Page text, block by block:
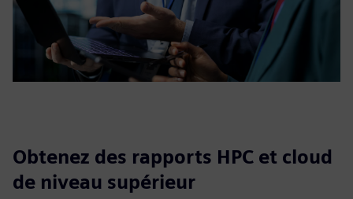
Obtenez des rapports HPC et cloud
de niveau supérieur